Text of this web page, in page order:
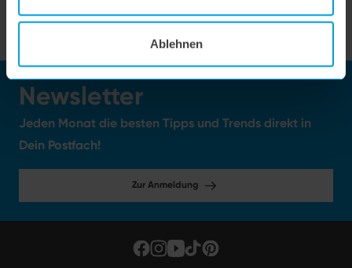
Ablehnen
MEHR ÜBER UNS
Newsletter
Jeden Monat die besten Tipps und Trends direkt in
Dein Postfach!
Zur Anmeldung